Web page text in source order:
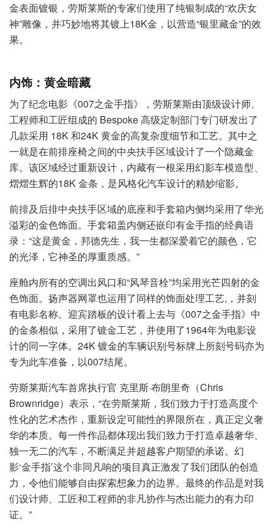
金表面镀银，劳斯莱斯的专家们使用了纯银制成的“欢庆女
神”雕像，并巧妙地将其镀上18K金，以营造“银里藏金”的效
果。
内饰：黄金暗藏
为了纪念电影《007之金手指》，劳斯莱斯由顶级设计师、
工程师和工匠组成的 Bespoke 高级定制部门专门研发出了
几款采用 18K 和24K 黄金的高复杂度细节和工艺。其中之
一就是在前排座椅之间的中央扶手区域设计了一个隐藏金
库。该区域经过重新设计，内藏有一根采用幻影车模造型、
熠熠生辉的18K 金条，是风格化汽车设计的精妙缩影。
前排及后排中央扶手区域的底座和手套箱内侧均采用了华光
溢彩的金色饰面。手套箱盖内侧还嵌印有金手指的经典语
录：“这是黄金，邦德先生，我一生都深爱着它的颜色，它
的光泽，它神圣的厚重质感。”
座舱内所有的空调出风口和“风琴音栓”均采用光芒四射的金
色饰面。扬声器网罩也运用了同样的饰面处理工艺,，并刻
有电影名称。迎宾踏板的设计看上去与《007之金手指》中
的金条相似，采用了镀金工艺，并使用了1964年为电影设
计的同一字体。24K 镀金的车辆识别号标牌上所刻号码亦为
专为此车准备，以007结尾。
劳斯莱斯汽车首席执行官 克里斯·布朗里奇（Chris
Brownridge）表示，“在劳斯莱斯，我们致力于打造高度个
性化的艺术杰作，重新设定可能性的界限所在，真正定义奢
华的本质。每一件作品都体现出我们致力于打造卓越奢华、
独一无二的汽车，不断满足并超越客户期望的承诺。幻
影‘金手指’这个非同凡响的项目真正激发了我们团队的创造
力，令他们能够自由探索想象力的边界。最终的作品是对我
们设计师、工匠和工程师的非凡协作与杰出能力的有力印
证。”